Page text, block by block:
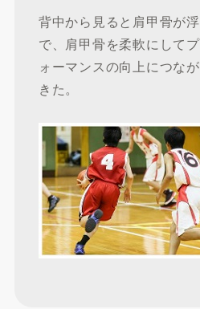
背中から見ると肩甲骨が
で、肩甲骨を柔軟にして
ォーマンスの向上につな
きた。